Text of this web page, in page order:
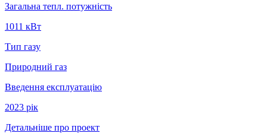
Загальна тепл. потужність
1011 кВт
Тип газу
Природний газ
Введення експлуатацію
2023 рiк
Детальніше про проект